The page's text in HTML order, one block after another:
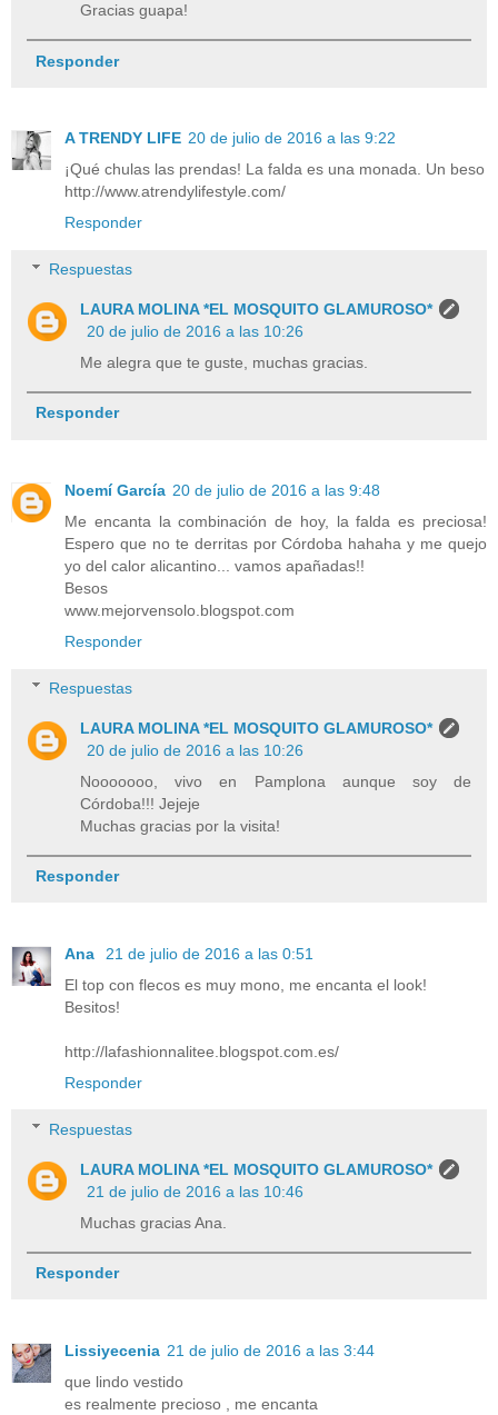
Gracias guapa!
Responder
A TRENDY LIFE 20 de julio de 2016 a las 9:22
¡Qué chulas las prendas! La falda es una monada. Un beso
http://www.atrendylifestyle.com/
Responder
Respuestas
LAURA MOLINA *EL MOSQUITO GLAMUROSO*
20 de julio de 2016 a las 10:26
Me alegra que te guste, muchas gracias.
Responder
Noemí García 20 de julio de 2016 a las 9:48
Me encanta la combinación de hoy, la falda es preciosa!
Espero que no te derritas por Córdoba hahaha y me quejo
yo del calor alicantino... vamos apañadas!!
Besos
www.mejorvensolo.blogspot.com
Responder
Respuestas
LAURA MOLINA *EL MOSQUITO GLAMUROSO*
20 de julio de 2016 a las 10:26
Nooooooo, vivo en Pamplona aunque soy de
Córdoba!!! Jejeje
Muchas gracias por la visita!
Responder
Ana
21 de julio de 2016 a las 0:51
El top con flecos es muy mono, me encanta el look!
Besitos!
http://lafashionnalitee.blogspot.com.es/
Responder
Respuestas
LAURA MOLINA *EL MOSQUITO GLAMUROSO*
21 de julio de 2016 a las 10:46
Muchas gracias Ana.
Responder
Lissiyecenia 21 de julio de 2016 a las 3:44
que lindo vestido
es realmente precioso , me encanta